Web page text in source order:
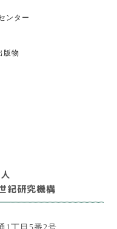
ンター
版物
紀研究機構